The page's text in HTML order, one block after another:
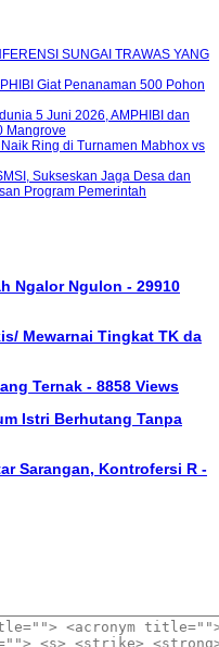
SUNGAI TRAWAS YANG
Giat Penanaman 500 Pohon
5 Juni 2026, AMPHIBI dan
Mangrove
Ring di Turnamen Mabhox vs
Sukseskan Jaga Desa dan
Program Pemerintah
Ngalor Ngulon - 29910
Mewarnai Tingkat TK da
Ternak - 8858 Views
Istri Berhutang Tanpa
Sarangan, Kontrofersi R -